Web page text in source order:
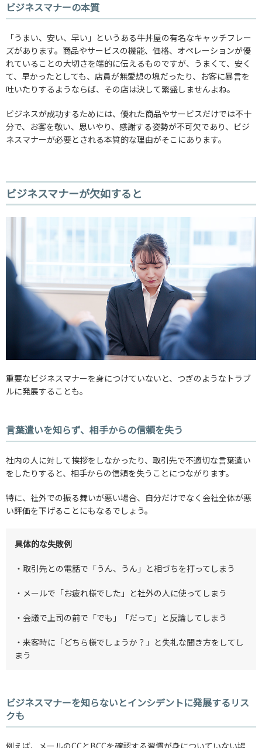
ビジネスマナーの本質
「うまい、安い、早い」というある牛丼屋の有名なキャッチフレー
ズがあります。商品やサービスの機能、価格、オペレーションが優
れていることの大切さを端的に伝えるものですが、うまくて、安く
て、早かったとしても、店員が無愛想の塊だったり、お客に暴言を
吐いたりするようならば、その店は決して繁盛しませんよね。
ビジネスが成功するためには、優れた商品やサービスだけでは不十
分で、お客を敬い、思いやり、感謝する姿勢が不可欠であり、ビジ
ネスマナーが必要とされる本質的な理由がそこにあります。
ビジネスマナーが欠如すると
重要なビジネスマナーを身につけていないと、つぎのようなトラブ
ルに発展することも。
言葉遣いを知らず、相手からの信頼を失う
社内の人に対して挨拶をしなかったり、取引先で不適切な言葉遣い
をしたりすると、相手からの信頼を失うことにつながります。
特に、社外での振る舞いが悪い場合、自分だけでなく会社全体が悪
い評価を下げることにもなるでしょう。
具体的な失敗例
・取引先との電話で「うん、うん」と相づちを打ってしまう
・メールで「お疲れ様でした」と社外の人に使ってしまう
・会議で上司の前で「でも」「だって」と反論してしまう
・来客時に「どちら様でしょうか？」と失礼な聞き方をしてし
まう
ビジネスマナーを知らないとインシデントに発展するリス
クも
例えば、メールのCCとBCCを確認する習慣が身についていない場